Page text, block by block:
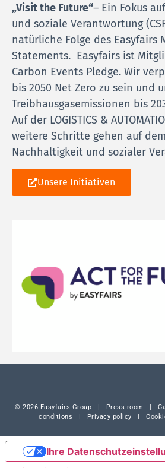
„Visit the Future“– Ein Fokus
und soziale Verantwortung
natürliche Folge des Easyfairs
Statements. Easyfairs ist
Carbon Events Pledge. Wir
bis 2050 Net Zero zu sein und
Treibhausgasemissionen bis
Auf der LOGISTICS &
weitere Schritte gehen auf
Nachhaltigkeit und sozialer
Unsere Initiativen
© 2026 Easyfairs Group | Press room |
conditions | Privacy policy |
Ihre